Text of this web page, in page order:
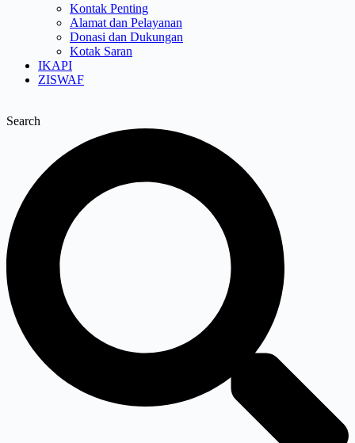
Kontak Penting
Alamat dan Pelayanan
Donasi dan Dukungan
Kotak Saran
IKAPI
ZISWAF
Search